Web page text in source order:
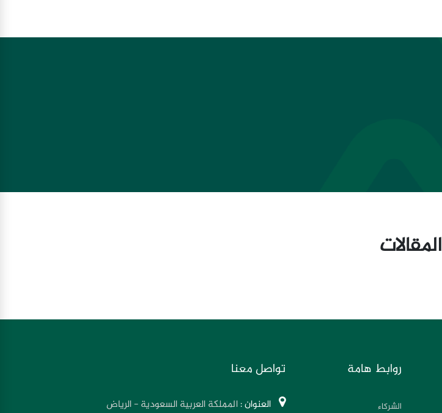
المقالات
روابط هامة
الشركاء
تواصل معنا
العنوان :المملكة العربية السعودية - الرياض